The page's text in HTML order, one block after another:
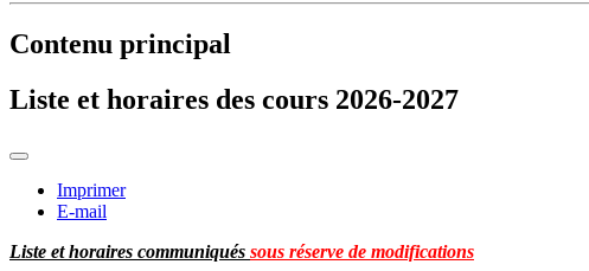
Contenu principal
Liste et horaires des cours 2026-2027
Imprimer
E-mail
Liste et horaires communiqués sous réserve de modifications